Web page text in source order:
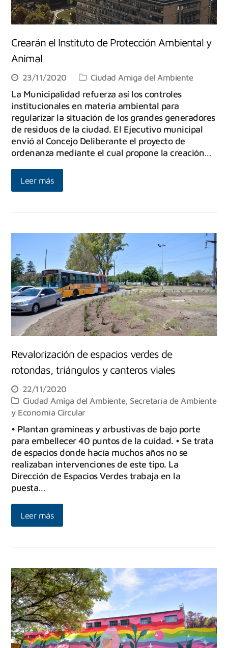
Crearán el Instituto de Protección Ambiental y
Animal
23/11/2020 Ciudad Amiga del Ambiente
La Municipalidad refuerza así los controles
institucionales en materia ambiental para
regularizar la situación de los grandes generadores
de residuos de la ciudad. El Ejecutivo municipal
envió al Concejo Deliberante el proyecto de
ordenanza mediante el cual propone la creación…
Leer más
Revalorización de espacios verdes de
rotondas, triángulos y canteros viales
22/11/2020
Ciudad Amiga del Ambiente, Secretaría de Ambiente
y Economía Circular
• Plantan gramíneas y arbustivas de bajo porte
para embellecer 40 puntos de la cuidad. • Se trata
de espacios donde hacía muchos años no se
realizaban intervenciones de este tipo. La
Dirección de Espacios Verdes trabaja en la
puesta…
Leer más